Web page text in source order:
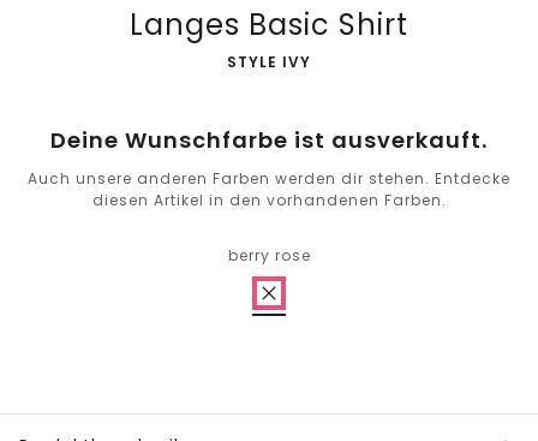
Langes Basic Shirt
-
STYLE IVY
Deine Wunschfarbe ist ausverkauft.
Auch unsere anderen Farben werden dir stehen. Entdecke
diesen Artikel in den vorhandenen Farben.
berry rose